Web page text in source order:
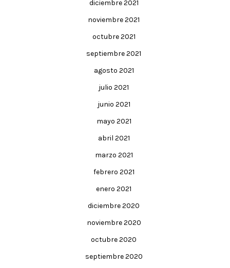
diciembre 2021
noviembre 2021
octubre 2021
septiembre 2021
agosto 2021
julio 2021
junio 2021
mayo 2021
abril 2021
marzo 2021
febrero 2021
enero 2021
diciembre 2020
noviembre 2020
octubre 2020
septiembre 2020